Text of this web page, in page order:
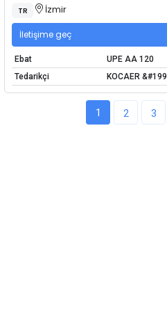
TR İzmir
İletişime geç
Ebat
UPE AA 120
Tedarikçi
KOCAER
1 2 3